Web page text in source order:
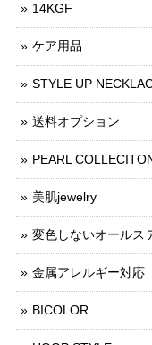
14KGF
ケア用品
STYLE UP
送料オプション
PEARL
美肌jewelry
変色しないオールス
金属アレルギー対応
BICOLOR